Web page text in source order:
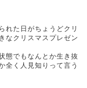
れた日がちょうどクリ
なクリスマスプレゼン
態でもなんとか生き抜
全く人見知りって言う